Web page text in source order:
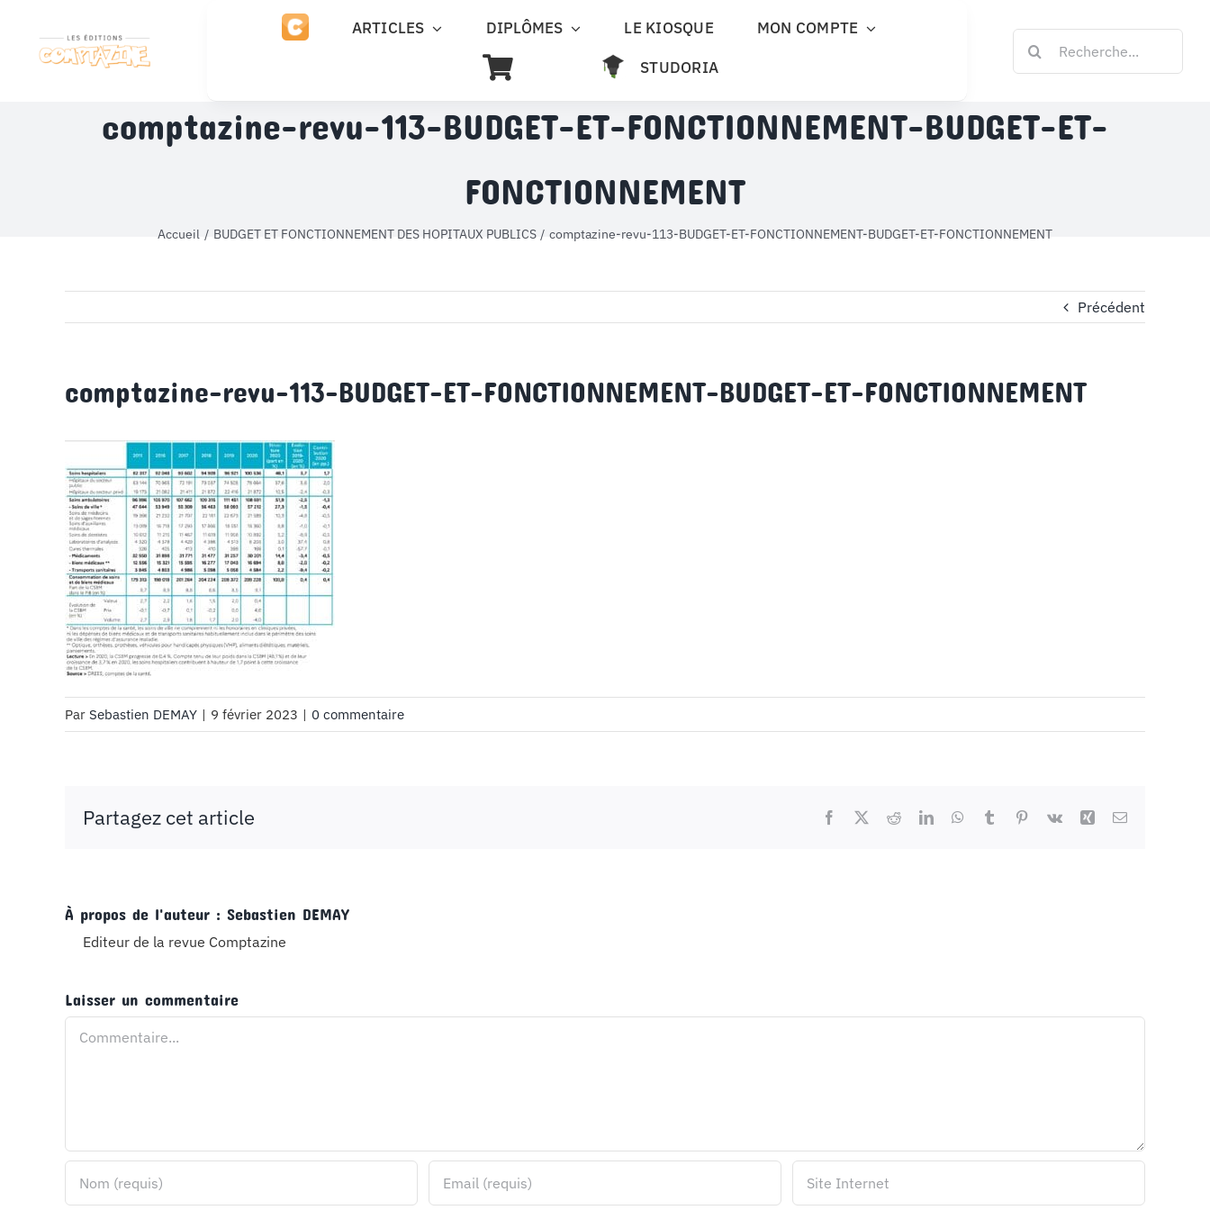
contenu
ARTICLES DIPLÔMES LE KIOSQUE
MON COMPTE
STUDORIA
comptazine-revu-113-BUDGET-ET-FONCTIONNEMENT-BUDGET-ET-
FONCTIONNEMENT
Accueil BUDGET ET FONCTIONNEMENT DES HOPITAUX PUBLICS comptazine-revu-113-BUDGET-ET-FONCTIONNEMENT-BUDGET-ET-FONCTIONNEMENT
Précédent
comptazine-revu-113-BUDGET-ET-FONCTIONNEMENT-BUDGET-ET-FONCTIONNEMENT
Par Sebastien DEMAY | 9 février 2023 | 0 commentaire
Partagez cet article Facebook RedditLinkedInWhatsApp
Tumblr Pinterest
Vk Xing Email
À propos de l'auteur : Sebastien DEMAY
Editeur de la revue Comptazine
Laisser un commentaire
Commentaire